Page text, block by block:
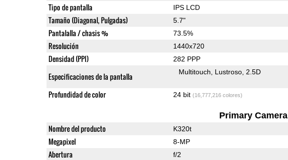
Tipo de pantalla IPS LCD
Tamaño (Diagonal, Pulgadas) 5.7"
Pantalalla / chasis % 73.5%
Resolución 1440x720
Densidad (PPI) 282 PPP
Especificaciones de la pantalla Multitouch Lustroso 2.5D
Profundidad de color 24 bit (16,777,216 colores)
Primary Camera
Nombre del producto K320t
Megapixel 8-MP
Abertura f/2